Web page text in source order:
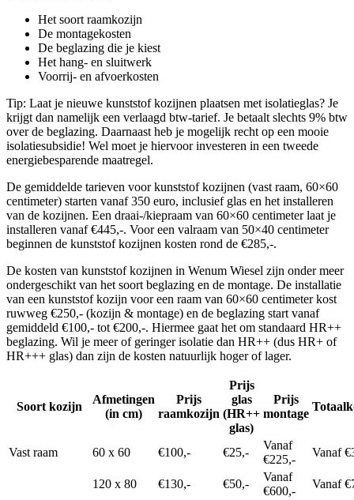
Het soort raamkozijn
De montagekosten
De beglazing die je kiest
Het hang- en sluitwerk
Voorrij- en afvoerkosten
Tip: Laat je nieuwe kunststof kozijnen plaatsen met isolatieglas? Je
krijgt dan namelijk een verlaagd btw-tarief. Je betaalt slechts 9% btw
over de beglazing. Daarnaast heb je mogelijk recht op een mooie
isolatiesubsidie! Wel moet je hiervoor investeren in een tweede
energiebesparende maatregel.
De gemiddelde tarieven voor kunststof kozijnen (vast raam, 60×60
centimeter) starten vanaf 350 euro, inclusief glas en het installeren
van de kozijnen. Een draai-/kiepraam van 60×60 centimeter laat je
installeren vanaf €445,-. Voor een valraam van 50×40 centimeter
beginnen de kunststof kozijnen kosten rond de €285,-.
De kosten van kunststof kozijnen in Wenum Wiesel zijn onder meer
ondergeschikt van het soort beglazing en de montage. De installatie
van een kunststof kozijn voor een raam van 60×60 centimeter kost
ruwweg €250,- (kozijn & montage) en de beglazing start vanaf
gemiddeld €100,- tot €200,-. Hiermee gaat het om standaard HR++
beglazing. Wil je meer of geringer isolatie dan HR++ (dus HR+ of
HR+++ glas) dan zijn de kosten natuurlijk hoger of lager.
Soort kozijn
Afmetingen
(in cm)
Prijs
raamkozijn
Prijs
glas
(HR++
glas)
Prijs
montage
Vast raam 60 x 60 €100,- €25,-
Vanaf
€225,-
Vanaf
120 x 80 €130,- €50,-
Vanaf
€600,-
Vanaf